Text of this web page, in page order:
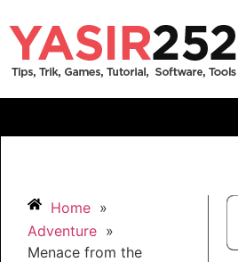
Home »
Adventure »
Menace from the